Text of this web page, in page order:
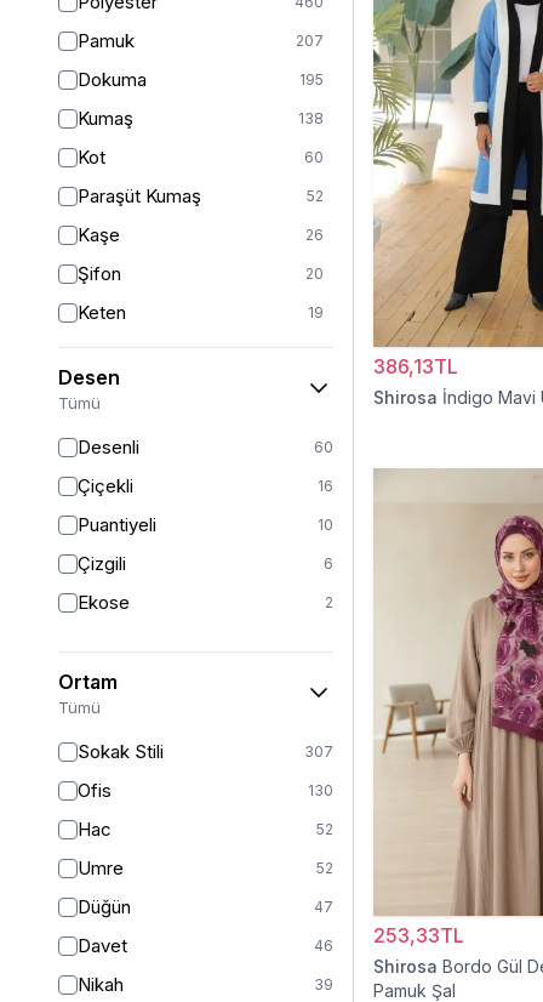
Pamuk 207
Dokuma 195
Kumaş 138
Kot 60
Paraşüt Kumaş 52
Kaşe 26
Şifon 20
Keten 19
Viskon 17
Saten 15
Peluş 2
Jarse
Kadife
Süet
Sandy
Desen
Tümü
Desenli 60
Çiçekli 16
Puantiyeli 10
Çizgili 6
Ekose 2
Ortam
Tümü
Sokak Stili 307
Ofis 130
Hac 52
Umre 52
Düğün 47
Davet 46
Nikah 39
386,13TL
Shirosa İndigo Mavi
253,33TL
Shirosa Bordo Gül
Pamuk Şal